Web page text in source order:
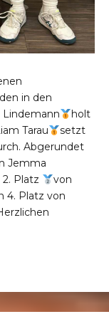
in den
Lindemann
holt
Tarau
setzt
Abgerundet
Jemma
Platz
von
4. Platz von